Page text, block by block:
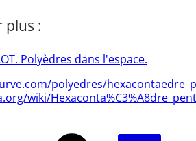
plus :
Polyèdres dans l'espace.
polyedres/
wiki/